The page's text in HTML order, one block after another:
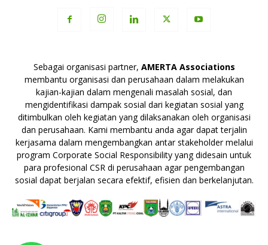
Sebagai organisasi partner, AMERTA Associations
membantu organisasi dan perusahaan dalam melakukan
kajian-kajian dalam mengenali masalah sosial, dan
mengidentifikasi dampak sosial dari kegiatan sosial yang
ditimbulkan oleh kegiatan yang dilaksanakan oleh organisasi
dan perusahaan. Kami membantu anda agar dapat terjalin
kerjasama dalam mengembangkan antar stakeholder melalui
program Corporate Social Responsibility yang didesain untuk
para profesional CSR di perusahaan agar pengembangan
sosial dapat berjalan secara efektif, efisien dan berkelanjutan.